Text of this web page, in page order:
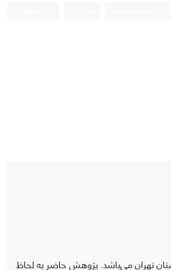
تهران می‌باشد. پژوهش حاضر به لحاظ